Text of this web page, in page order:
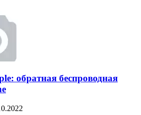
обратная беспроводная